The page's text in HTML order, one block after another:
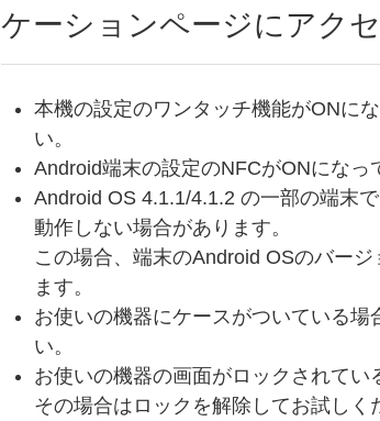
ケーションページにアクセ
本機の設定のワンタッチ機能がONに
い。
Android端末の設定のNFCがONになっ
Android OS 4.1.1/4.1.2 の一部の端末
動作しない場合があります。
この場合、端末のAndroid OSのバー
ます。
お使いの機器にケースがついている場
い。
お使いの機器の画面がロックされてい
その場合はロックを解除してお試しく